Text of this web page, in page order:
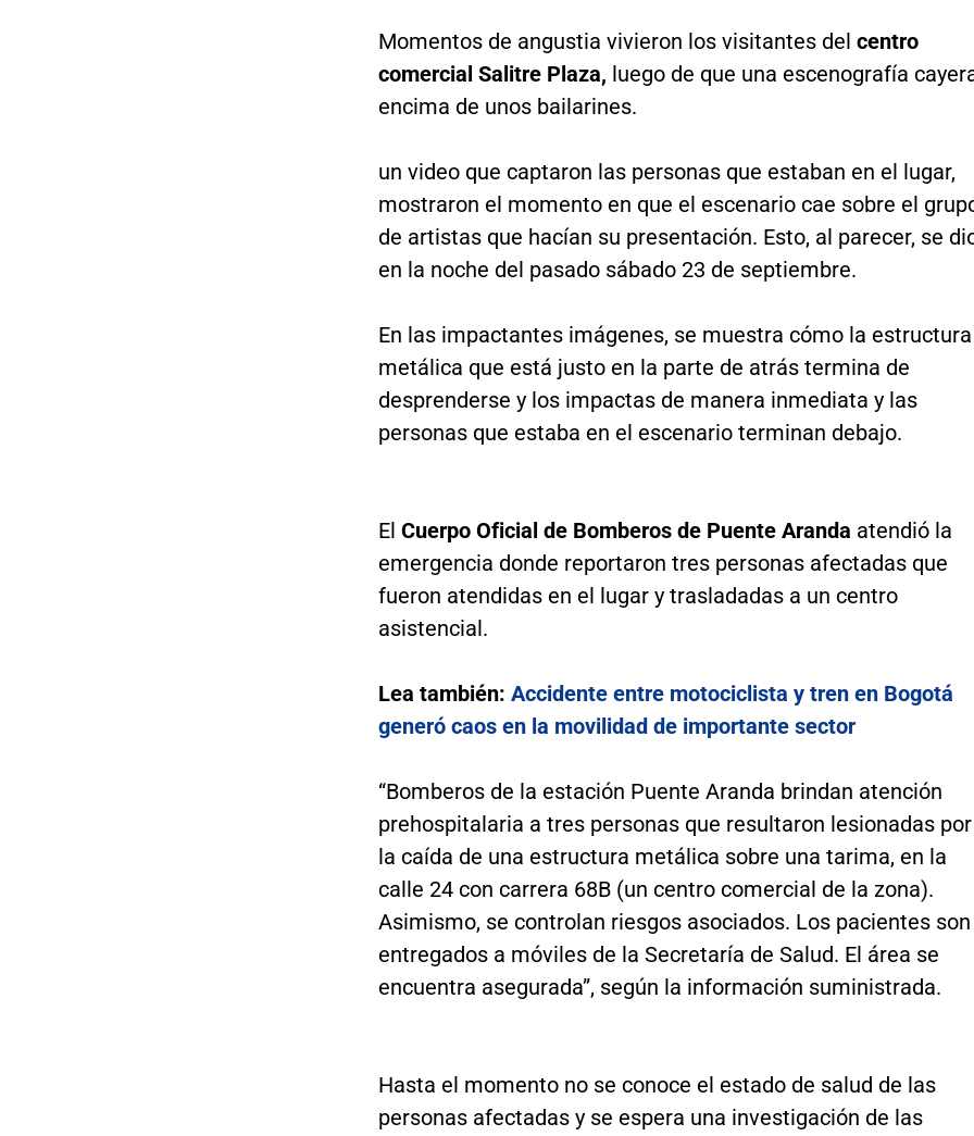
Momentos de angustia vivieron los visitantes del centro
comercial Salitre Plaza, luego de que una escenografía
encima de unos bailarines.
un video que captaron las personas que estaban en el lugar,
mostraron el momento en que el escenario cae sobre el
de artistas que hacían su presentación. Esto, al parecer, se
en la noche del pasado sábado 23 de septiembre.
En las impactantes imágenes, se muestra cómo la estructura
metálica que está justo en la parte de atrás termina de
desprenderse y los impactas de manera inmediata y las
personas que estaba en el escenario terminan debajo.
El Cuerpo Oficial de Bomberos de Puente Aranda atendió la
emergencia donde reportaron tres personas afectadas que
fueron atendidas en el lugar y trasladadas a un centro
asistencial.
Lea también: Accidente entre motociclista y tren en Bogotá
generó caos en la movilidad de importante sector
“Bomberos de la estación Puente Aranda brindan atención
prehospitalaria a tres personas que resultaron lesionadas por
la caída de una estructura metálica sobre una tarima, en la
calle 24 con carrera 68B (un centro comercial de la zona).
Asimismo, se controlan riesgos asociados. Los pacientes son
entregados a móviles de la Secretaría de Salud. El área se
encuentra asegurada”, según la información suministrada.
Hasta el momento no se conoce el estado de salud de las
personas afectadas y se espera una investigación de las